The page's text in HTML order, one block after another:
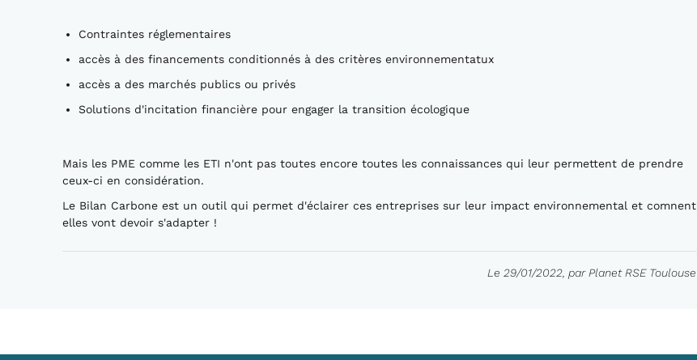
Contraintes réglementaires
accès à des financements conditionnés à des critères environnementatux
accès a des marchés publics ou privés
Solutions d'incitation financière pour engager la transition écologique
Mais les PME comme les ETI n'ont pas toutes encore toutes les connaissances qui leur permettent de prendre
ceux-ci en considération.
Le Bilan Carbone est un outil qui permet d'éclairer ces entreprises sur leur impact environnemental et comnent
elles vont devoir s'adapter !
Le 29/01/2022, par Planet RSE Toulouse